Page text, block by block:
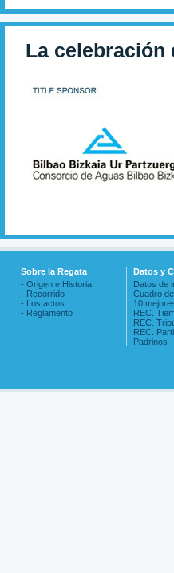
La celebración
Sobre la Regata
- Origen e Historia
- Recorrido
- Los actos
- Reglamento
Datos y
Datos de
Cuadro
10
REC.
REC.
REC.
Padrinos